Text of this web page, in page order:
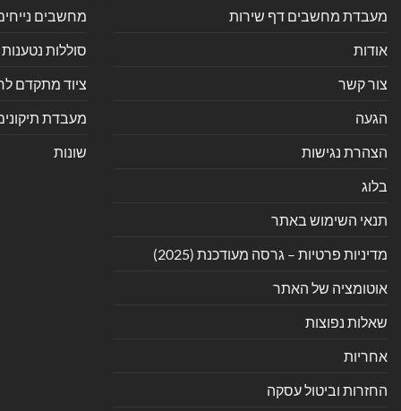
מעבדת מחשבים דף שירות
אודות
צור קשר
הגעה
הצהרת נגישות
בלוג
תנאי השימוש באתר
מדיניות פרטיות – גרסה מעודכנת (2025)
אוטומציה של האתר
שאלות נפוצות
אחריות
החזרות וביטול עסקה
מחשבים
סוללות
ציוד מתקדם
מעבדת
שונות